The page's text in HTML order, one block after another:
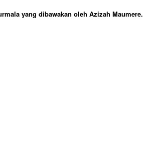
yang dibawakan oleh Azizah Maumere.